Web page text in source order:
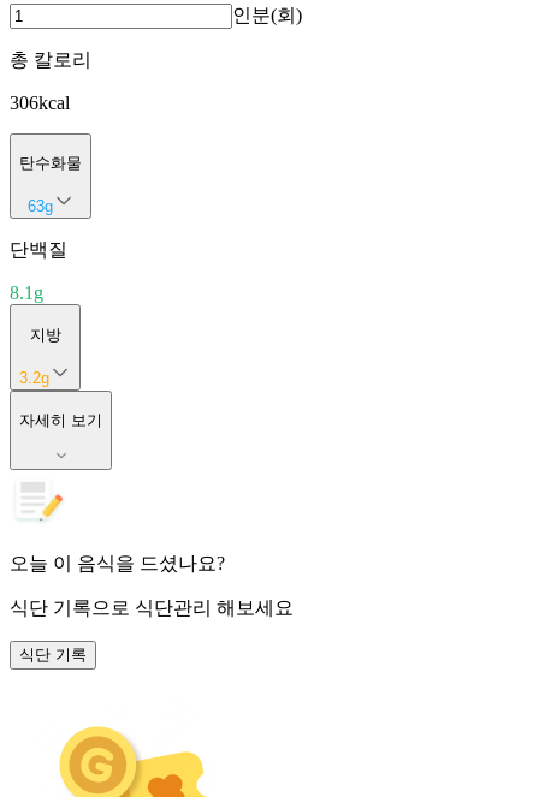
인분(회)
총 칼로리
306kcal
탄수화물
63g
단백질
8.1 g
지방
3.2g
자세히 보기
오늘 이 음식을 드셨나요?
식단 기록으로 식단관리 해보세요
식단 기록